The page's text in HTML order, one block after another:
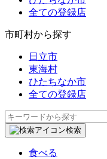
全ての登録店
市町村から探す
日立市
東海村
ひたちなか市
全ての登録店
検
索:
検索
食べる